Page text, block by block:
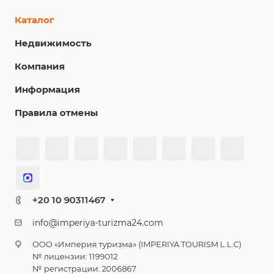
Каталог
Недвижимость
Компания
Информация
Правила отмены
+20 10 90311467
info@imperiya-turizma24.com
ООО «Империя туризма» (IMPERIYA TOURISM L.L.C)
№ лицензии: 1199012
№ регистрации: 2006867